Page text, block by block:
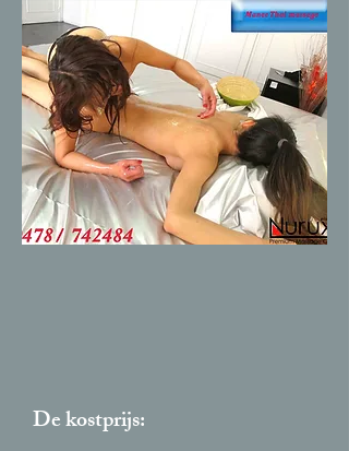
De kostprijs: